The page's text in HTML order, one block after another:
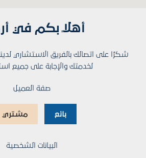
أهلاً بكم في
شكرًا على اتصالك بالفريق الاستشاري
لخدمتك والإجابة على جميع
صفة العميل
بائع مشتري
البيانات الشخصية